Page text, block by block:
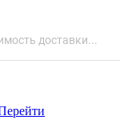
доставки...